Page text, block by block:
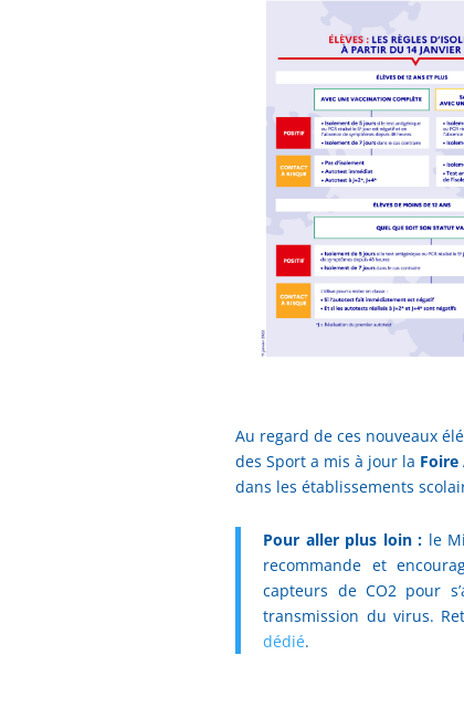
Au regard de ces nouveaux
des Sport a mis à jour la Foire
dans les établissements
Pour aller plus loin : le
recommande et
capteurs de CO2 pour
transmission du virus.
dédié.